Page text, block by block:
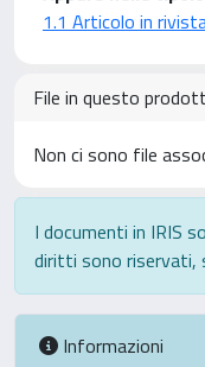
1.1 Articolo in
File in questo
Non ci sono file
I documenti in IRIS
diritti sono riservati,
Informazioni